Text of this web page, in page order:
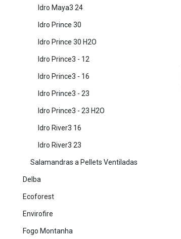
Idro Maya3 24
Idro Prince 30
Idro Prince 30 H2O
Idro Prince3 - 12
Idro Prince3 - 16
Idro Prince3 - 23
Idro Prince3 - 23 H2O
Idro River3 16
Idro River3 23
Salamandras a Pellets Ventiladas
Delba
Ecoforest
Envirofire
Fogo Montanha